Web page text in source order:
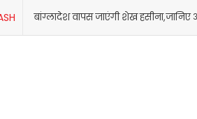
आखिर क्यों लिया ऐसा फैसला?